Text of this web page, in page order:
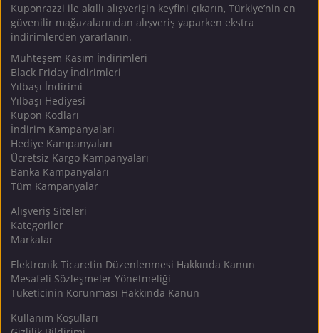
Kuponrazzi ile akıllı alışverişin keyfini çıkarın, Türkiye’nin en
güvenilir mağazalarından alışveriş yaparken ekstra
indirimlerden yararlanın.
Muhteşem Kasım İndirimleri
Black Friday İndirimleri
Yılbaşı İndirimi
Yılbaşı Hediyesi
Kupon Kodları
İndirim Kampanyaları
Hediye Kampanyaları
Ücretsiz Kargo Kampanyaları
Banka Kampanyaları
Tüm Kampanyalar
Alışveriş Siteleri
Kategoriler
Markalar
Elektronik Ticaretin Düzenlenmesi Hakkında Kanun
Mesafeli Sözleşmeler Yönetmeliği
Tüketicinin Korunması Hakkında Kanun
Kullanım Koşulları